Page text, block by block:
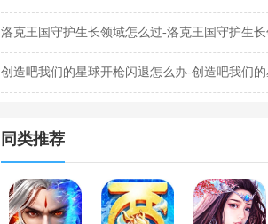
任务完成攻略
洛克王国守护生长领域怎么过-洛克王国守护生长
关攻略
创造吧我们的星球开枪闪退怎么办-创造吧我们
同类推荐